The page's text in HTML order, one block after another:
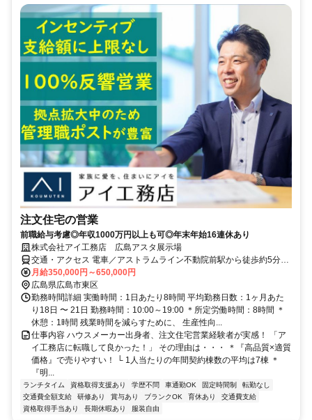
注文住宅の営業
前職給与考慮◎年収1000万円以上も可◎年末年始16連休あり
株式会社アイ工務店 広島アスタ展示場
交通・アクセス 電車／アストラムライン不動院前駅から徒歩約5分、
車／山陽自動車道 広島IC 祇園新道を広島市街地方面へ直進。約10
分、バス／牛田新町2丁目バス停から徒歩約1分
月給350,000円～650,000円
広島県広島市東区
勤務時間詳細 実働時間：1日あたり8時間 平均勤務日数：1ヶ月あた
り18日 〜 21日 勤務時間：10:00～19:00 ＊所定労働時間：8時間 ＊
休憩：1時間 残業時間を減らすために、 生産性向...
仕事内容 ハウスメーカー出身者、注文住宅営業経験者が実感！ 「ア
イ工務店に転職して良かった！」 その理由は・・・ ＊『高品質×適質
価格』で売りやすい！ └ 1人当たりの年間契約棟数の平均は7棟 ＊
『明...
ランチタイム 資格取得支援あり 学歴不問 車通勤OK 固定時間制
転勤なし
交通費全額支給
研修あり 賞与あり ブランクOK 育休あり
交通費支給
資格取得手当あり
長期休暇あり 服装自由